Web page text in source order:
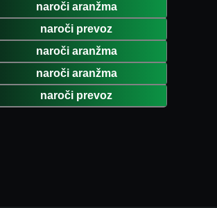
naroči aranžma
naroči prevoz
naroči aranžma
naroči aranžma
naroči prevoz